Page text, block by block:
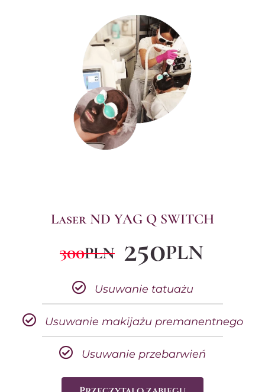
Laser ND YAG Q SWITCH
300PLN 250PLN
Usuwanie tatuażu
Usuwanie makijażu premanentnego
Usuwanie przebarwień